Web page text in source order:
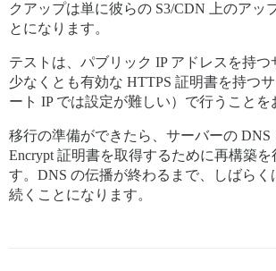
クアップは単に彼らの S3/CDN 上のアッ
とになります。
テストは、パブリック IP アドレスを持
少なくとも有効な HTTPS 証明書を持つ
ート IP では設定が難しい）で行うことを
移行の準備ができたら、サーバーの DNS
Encrypt 証明書を取得するために再構築を
す。DNS の伝播が終わるまで、しばらく
続くことになります。